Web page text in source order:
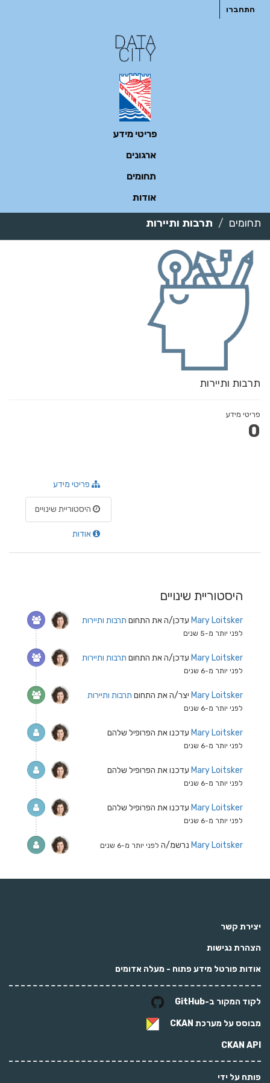
התחברו
פריטי מידע
ארגונים
תחומים
אודות
תחומים תרבות ותיירות
תרבות ותיירות
פריטי מידע
0
פריטי מידע
היסטוריית שינויים
אודות
היסטוריית שינויים
Mary Loitsker עדכן/ה את התחום תרבות ותיירות
לפני יותר מ-5 שנים
Mary Loitsker עדכן/ה את התחום תרבות ותיירות
לפני יותר מ-6 שנים
Mary Loitsker יצר/ה את התחום תרבות ותיירות
לפני יותר מ-6 שנים
Mary Loitsker עדכנו את הפרופיל שלהם
לפני יותר מ-6 שנים
Mary Loitsker עדכנו את הפרופיל שלהם
לפני יותר מ-6 שנים
Mary Loitsker עדכנו את הפרופיל שלהם
לפני יותר מ-6 שנים
Mary Loitsker נרשמ/ה לפני יותר מ-6 שנים
יצירת קשר
הצהרת נגישות
אודות פורטל מידע פתוח - מעלה אדומים
לקוד המקור ב-GitHub
מבוסס על מערכת CKAN
CKAN API
פותח על ידי